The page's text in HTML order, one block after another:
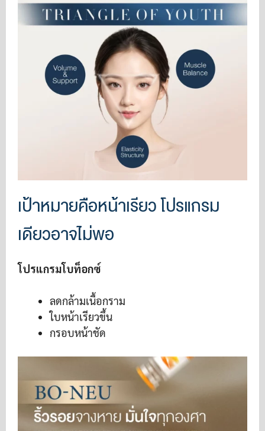
เป้าหมายคือหน้าเรียว โปรแกรม
เดียวอาจไม่พอ
โปรแกรมโบท็อกซ์
ลดกล้ามเนื้อกราม
ใบหน้าเรียวขึ้น
กรอบหน้าชัด